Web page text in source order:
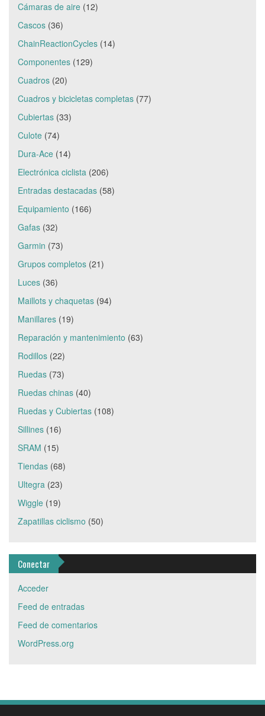
Cámaras de aire (12)
Cascos (36)
ChainReactionCycles (14)
Componentes (129)
Cuadros (20)
Cuadros y bicicletas completas (77)
Cubiertas (33)
Culote (74)
Dura-Ace (14)
Electrónica ciclista (206)
Entradas destacadas (58)
Equipamiento (166)
Gafas (32)
Garmin (73)
Grupos completos (21)
Luces (36)
Maillots y chaquetas (94)
Manillares (19)
Reparación y mantenimiento (63)
Rodillos (22)
Ruedas (73)
Ruedas chinas (40)
Ruedas y Cubiertas (108)
Sillines (16)
SRAM (15)
Tiendas (68)
Ultegra (23)
Wiggle (19)
Zapatillas ciclismo (50)
Conectar
Acceder
Feed de entradas
Feed de comentarios
WordPress.org